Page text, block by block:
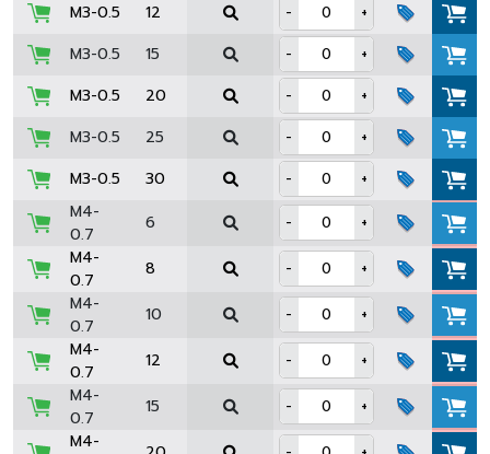
M3-0.5
12 -
+
M3-0.5
15 -
+
M3-0.5
20 -
+
M3-0.5
25 -
+
M3-0.5
30 -
+
M4-
0.7
6 -
+
M4-
0.7
8 -
+
M4-
0.7
10 -
+
M4-
0.7
12 -
+
M4-
0.7
15 -
+
M4-